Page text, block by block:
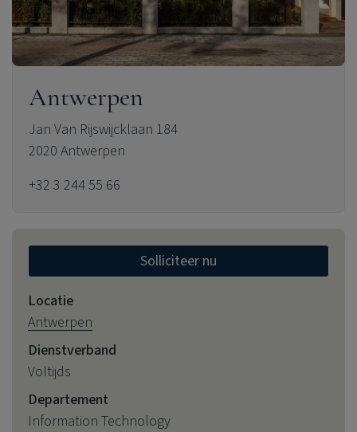
Antwerpen
Jan Van Rijswijcklaan 184
2020 Antwerpen
+32 3 244 55 66
Solliciteer nu
Locatie
Antwerpen
Dienstverband
Voltijds
Departement
Information Technology